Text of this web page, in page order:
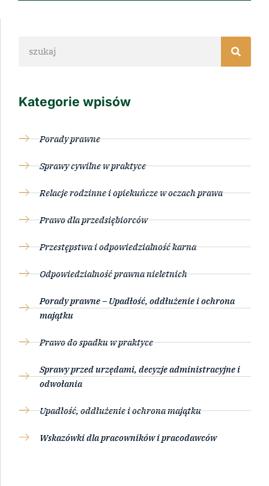
Kategorie wpisów
Porady prawne
Sprawy cywilne w praktyce
Relacje rodzinne i opiekuńcze w oczach prawa
Prawo dla przedsiębiorców
Przestępstwa i odpowiedzialność karna
Odpowiedzialność prawna nieletnich
Porady prawne – Upadłość, oddłużenie i ochrona
majątku
Prawo do spadku w praktyce
Sprawy przed urzędami, decyzje administracyjne i
odwołania
Upadłość, oddłużenie i ochrona majątku
Wskazówki dla pracowników i pracodawców